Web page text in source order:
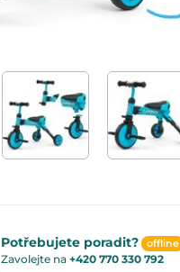
Potřebujete poradit? offline
Zavolejte na +420 770 330 792